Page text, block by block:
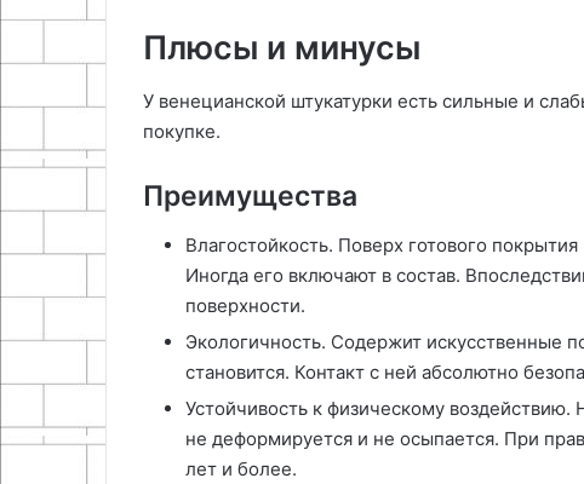
Плюсы и минусы
У венецианской штукатурки есть сильные и
покупке.
Преимущества
Влагостойкость. Поверх готового
Иногда его включают в состав.
поверхности.
Экологичность. Содержит искусственные
становится. Контакт с ней абсолютно
Устойчивость к физическому
не деформируется и не осыпается. При
лет и более.